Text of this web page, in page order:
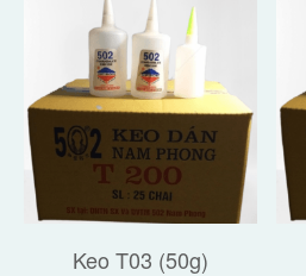
Keo T03 (50g)